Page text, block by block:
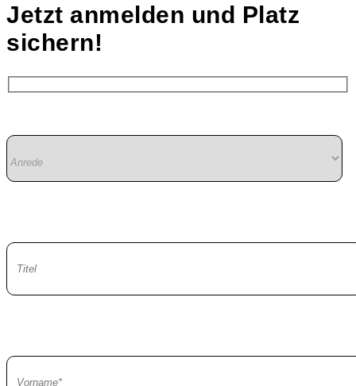
Jetzt anmelden und Platz
sichern!